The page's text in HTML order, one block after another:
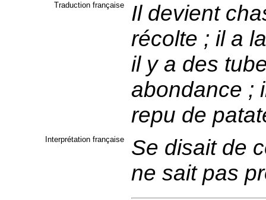
Traduction française
Il devient
récolte ; il a
il y a des
abondance ;
repu de
Interprétation française
Se disait de
ne sait pas